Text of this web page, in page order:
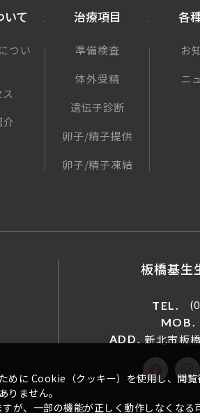
いて
つい
介
治療項目
準備検査
体外受精
遺伝子診断
卵子/精子提供
卵子/精子凍結
各
お
ニ
板橋基生
TEL.
MOB.
ADD. 新北市板
めに Cookie（クッキー）を使用し、閲
ません。
、一部の機能が正しく動作しなくなる